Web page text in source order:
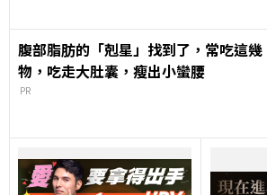
腹部脂肪的「剋星」找到了，常吃這幾
物，吃走大肚囊，瘦出小蠻腰
PR